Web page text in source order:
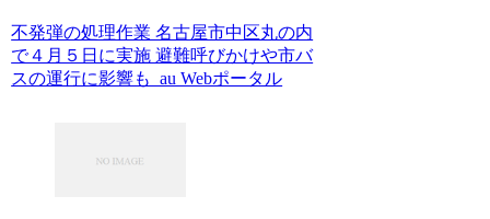
不発弾の処理作業 名古屋市中区丸の内
で４月５日に実施 避難呼びかけや市バ
スの運行に影響も au Webポータル